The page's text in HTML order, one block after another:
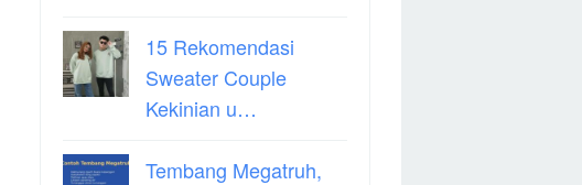
15 Rekomendasi
Sweater Couple
Kekinian u…
Tembang Megatruh,